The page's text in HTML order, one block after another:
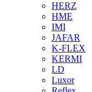
HERZ
HME
IMI
JAFAR
K-FLEX
KERMI
LD
Luxor